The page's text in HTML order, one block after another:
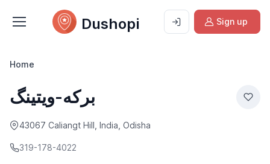
Dushopi Sign up
Home
برکه-ویتینگ
43067 Caliangt Hill, India, Odisha
319-178-4022